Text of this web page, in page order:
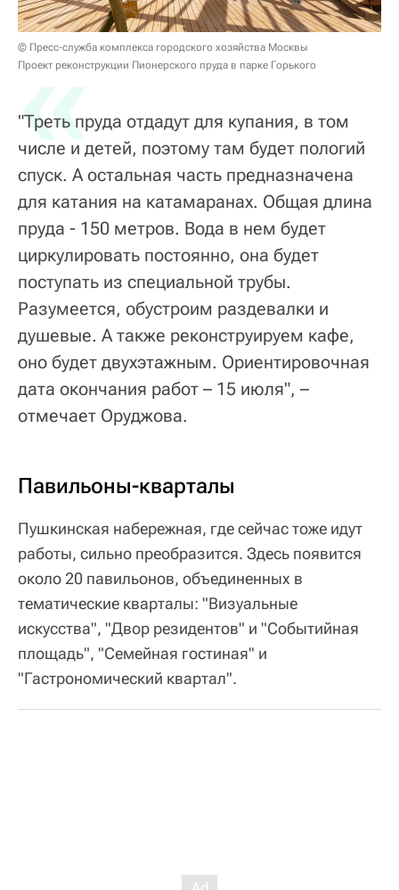
© Пресс-служба комплекса городского хозяйства Москвы
Проект реконструкции Пионерского пруда в парке Горького
«
"Треть пруда отдадут для купания, в том
числе и детей, поэтому там будет пологий
спуск. А остальная часть предназначена
для катания на катамаранах. Общая длина
пруда - 150 метров. Вода в нем будет
циркулировать постоянно, она будет
поступать из специальной трубы.
Разумеется, обустроим раздевалки и
душевые. А также реконструируем кафе,
оно будет двухэтажным. Ориентировочная
дата окончания работ – 15 июля", –
отмечает Оруджова.
Павильоны-кварталы
Пушкинская набережная, где сейчас тоже идут
работы, сильно преобразится. Здесь появится
около 20 павильонов, объединенных в
тематические кварталы: "Визуальные
искусства", "Двор резидентов" и "Событийная
площадь", "Семейная гостиная" и
"Гастрономический квартал".